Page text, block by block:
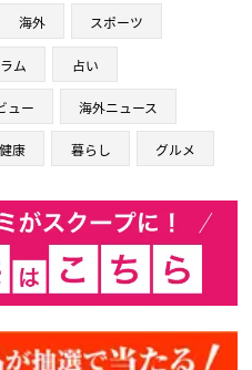
海外 スポーツ
ム 占い
ュー 海外ニュース
健康 暮らし グルメ